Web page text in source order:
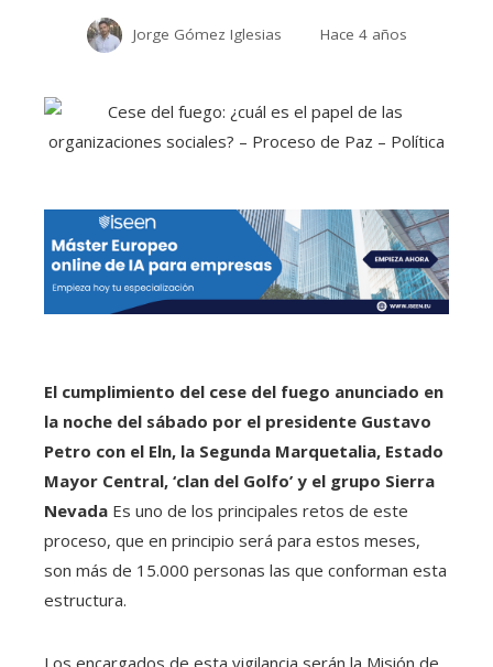
Jorge Gómez Iglesias Hace 4 años
El cumplimiento del cese del fuego anunciado en
la noche del sábado por el presidente Gustavo
Petro con el Eln, la Segunda Marquetalia, Estado
Mayor Central, ‘clan del Golfo’ y el grupo Sierra
Nevada Es uno de los principales retos de este
proceso, que en principio será para estos meses,
son más de 15.000 personas las que conforman esta
estructura.